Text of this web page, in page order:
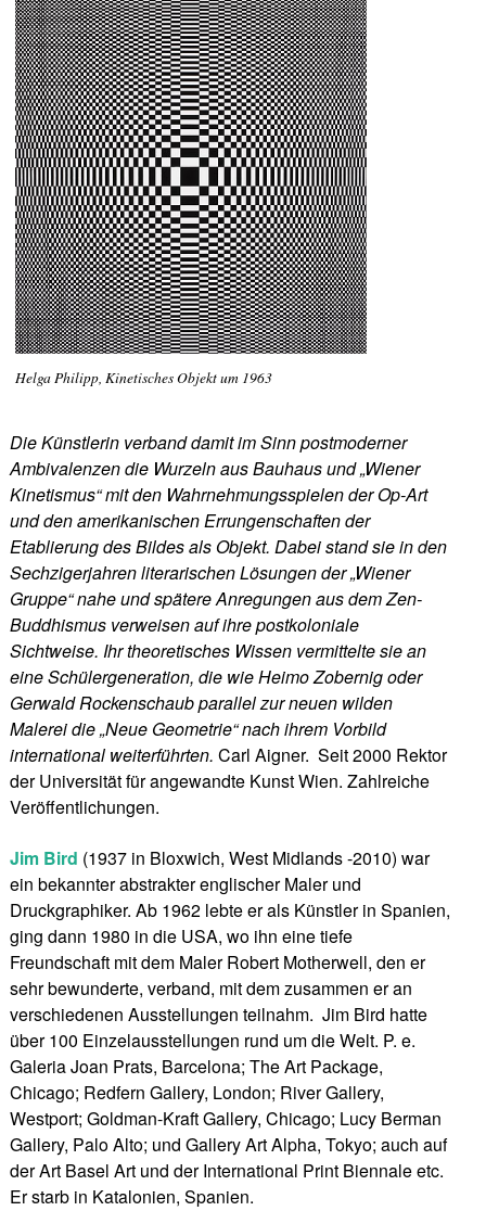
Helga Philipp, Kinetisches Objekt um 1963
Die Künstlerin verband damit im Sinn postmoderner
Ambivalenzen die Wurzeln aus Bauhaus und „Wiener
Kinetismus“ mit den Wahrnehmungsspielen der Op-Art
und den amerikanischen Errungenschaften der
Etablierung des Bildes als Objekt. Dabei stand sie in den
Sechzigerjahren literarischen Lösungen der „Wiener
Gruppe“ nahe und spätere Anregungen aus dem Zen-
Buddhismus verweisen auf ihre postkoloniale
Sichtweise. Ihr theoretisches Wissen vermittelte sie an
eine Schülergeneration, die wie Heimo Zobernig oder
Gerwald Rockenschaub parallel zur neuen wilden
Malerei die „Neue Geometrie“ nach ihrem Vorbild
international weiterführten. Carl Aigner. Seit 2000 Rektor
der Universität für angewandte Kunst Wien. Zahlreiche
Veröffentlichungen.
Jim Bird (1937 in Bloxwich, West Midlands -2010) war
ein bekannter abstrakter englischer Maler und
Druckgraphiker. Ab 1962 lebte er als Künstler in Spanien,
ging dann 1980 in die USA, wo ihn eine tiefe
Freundschaft mit dem Maler Robert Motherwell, den er
sehr bewunderte, verband, mit dem zusammen er an
verschiedenen Ausstellungen teilnahm. Jim Bird hatte
über 100 Einzelausstellungen rund um die Welt. P. e.
Galeria Joan Prats, Barcelona; The Art Package,
Chicago; Redfern Gallery, London; River Gallery,
Westport; Goldman-Kraft Gallery, Chicago; Lucy Berman
Gallery, Palo Alto; und Gallery Art Alpha, Tokyo; auch auf
der Art Basel Art und der International Print Biennale etc.
Er starb in Katalonien, Spanien.